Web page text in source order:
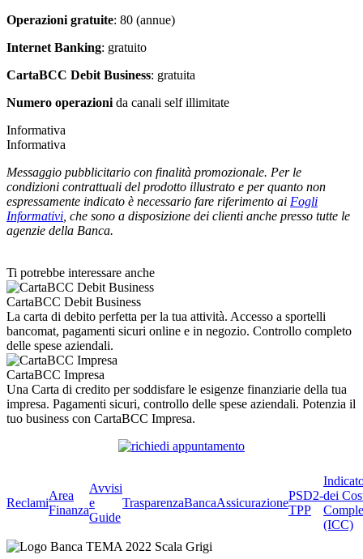
Operazioni gratuite: 80 (annue)
Internet Banking: gratuito
CartaBCC Debit Business: gratuita
Numero operazioni da canali self illimitate
Informativa
Informativa
Messaggio pubblicitario con finalità promozionale. Per le
condizioni contrattuali del prodotto illustrato e per quanto non
espressamente indicato è necessario fare riferimento ai Fogli
Informativi , che sono a disposizione dei clienti anche presso tutte le
agenzie della Banca.
Ti potrebbe interessare anche
CartaBCC Debit Business
La carta di debito perfetta per la tua attività. Accesso a sportelli
bancomat, pagamenti sicuri online e in negozio. Controllo completo
delle spese aziendali.
CartaBCC Impresa
Una Carta di credito per soddisfare le esigenze finanziarie della tua
impresa. Pagamenti sicuri, controllo delle spese aziendali. Potenzia il
tuo business con CartaBCC Impresa.
Reclami
Area
Finanza
Avvisi
e
Guide
TrasparenzaBancaAssicurazione
PSD2-
TPP
dei
(ICC)